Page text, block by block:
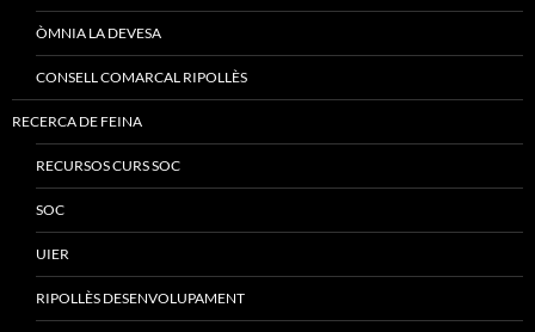
ÒMNIA LA DEVESA
CONSELL COMARCAL RIPOLLÈS
RECERCA DE FEINA
RECURSOS CURS SOC
SOC
UIER
RIPOLLÈS DESENVOLUPAMENT